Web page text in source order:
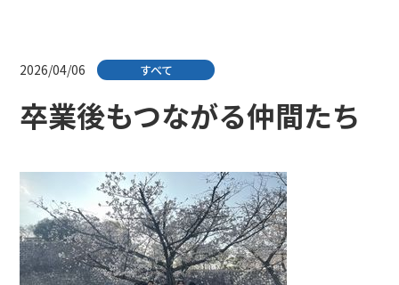
2026/04/06 すべて
卒業後もつながる仲間たち